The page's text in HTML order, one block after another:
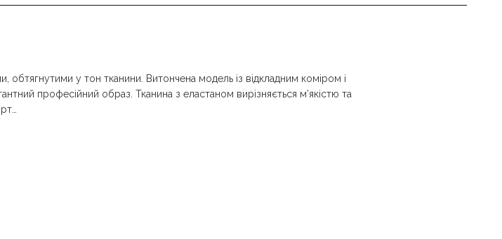
обтягнутими у тон тканини. Витончена модель із відкладним коміром і
професійний образ. Тканина з еластаном вирізняється м’якістю та